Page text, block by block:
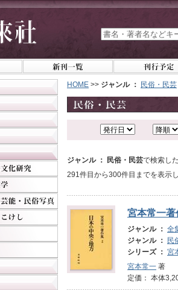
HOME >> ジャンル ： 民俗・民芸
ジャンル ： 民俗・民芸で検索し
291件目から300件目までを表示
宮本常一
ジャンル ： 全
ジャンル ：
民
シリーズ ： 宮
宮本常一 著
定価： 本体